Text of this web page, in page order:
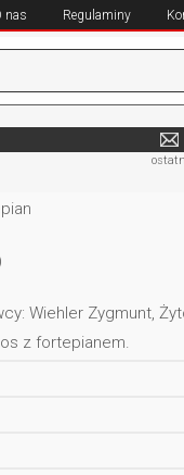
nas Regulaminy
Wiehler Zygmunt,
z fortepianem.